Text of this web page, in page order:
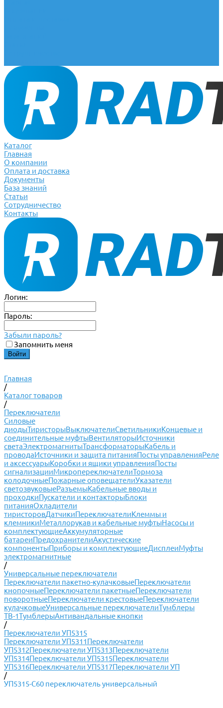
Каталог
Главная
О компании
Оплата и доставка
Документы
База знаний
Статьи
Сотрудничество
Контакты
Логин:
Пароль:
Забыли пароль?
Запомнить меня
Главная
/
Каталог товаров
/
Переключатели
Силовые
диодыТиристорыВыключателиСветильникиКонцевые и
соединительные муфтыВентиляторыИсточники
светаЭлектромагнитыТрансформаторыКабель и
проводаИсточники и защита питанияПосты управленияРеле
и аксессуарыКоробки и ящики управленияПосты
сигнализацииМикропереключателиТормоза
колодочныеПожарные оповещателиУказатели
светозвуковыеРазъемыКабельные вводы и
проходкиПускатели и контакторыБлоки
питанияОхладители
тиристоровДатчикиПереключателиКлеммы и
клемникиМеталлорукав и кабельные муфтыНасосы и
комплектующиеАккумуляторные
батареиПредохранителиАкустические
компонентыПриборы и комплектующиеДисплеиМуфты
электромагнитные
/
Универсальные переключатели
Переключатели пакетно-кулачковыеПереключатели
кнопочныеПереключатели пакетныеПереключатели
поворотныеПереключатели крестовыеПереключатели
кулачковыеУниверсальные переключателиТумблеры
ТВ-1ТумблерыАнтивандальные кнопки
/
Переключатели УП5315
Переключатели УП5311Переключатели
УП5312Переключатели УП5313Переключатели
УП5314Переключатели УП5315Переключатели
УП5316Переключатели УП5317Переключатели УП
/
УП5315-С60 переключатель универсальный